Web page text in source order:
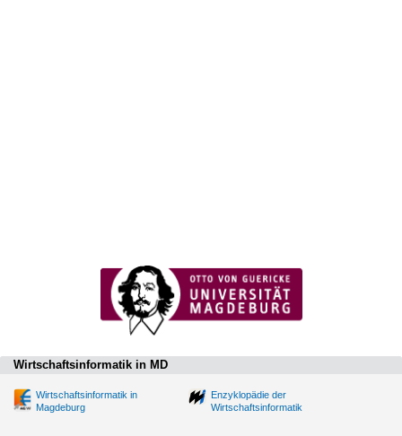
Wirtschaftsinformatik in MD
Wirtschaftsinformatik in
Magdeburg
Enzyklopädie der
Wirtschaftsinformatik